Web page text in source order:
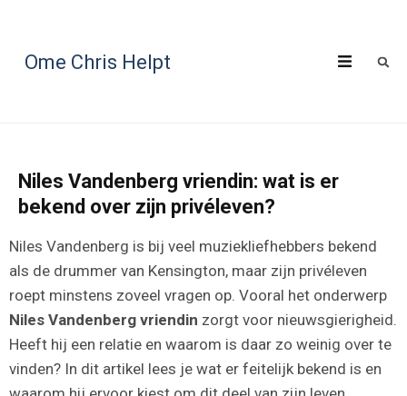
Ome Chris Helpt
Niles Vandenberg vriendin: wat is er
bekend over zijn privéleven?
Niles Vandenberg is bij veel muziekliefhebbers bekend
als de drummer van Kensington, maar zijn privéleven
roept minstens zoveel vragen op. Vooral het onderwerp
Niles Vandenberg vriendin zorgt voor nieuwsgierigheid.
Heeft hij een relatie en waarom is daar zo weinig over te
vinden? In dit artikel lees je wat er feitelijk bekend is en